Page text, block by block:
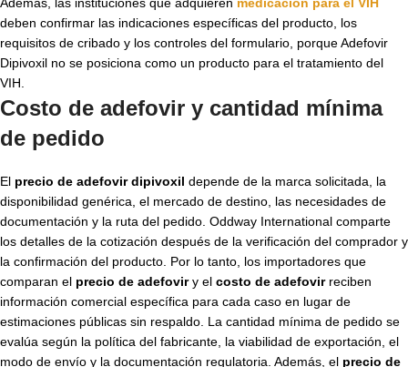
deben confirmar las indicaciones específicas del producto, los
requisitos de cribado y los controles del formulario, porque Adefovir
Dipivoxil no se posiciona como un producto para el tratamiento del
VIH.
Costo de adefovir y cantidad mínima
de pedido
El precio de adefovir dipivoxil depende de la marca solicitada, la
disponibilidad genérica, el mercado de destino, las necesidades de
documentación y la ruta del pedido. Oddway International comparte
los detalles de la cotización después de la verificación del comprador y
la confirmación del producto. Por lo tanto, los importadores que
comparan el precio de adefoviry el costo de adefovirreciben
información comercial específica para cada caso en lugar de
estimaciones públicas sin respaldo. La cantidad mínima de pedido se
evalúa según la política del fabricante, la viabilidad de exportación, el
modo de envío y la documentación regulatoria. Además, el precio de